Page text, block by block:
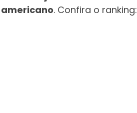
. Confira o ranking: